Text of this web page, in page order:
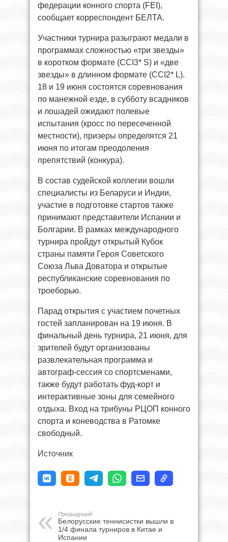
федерации конного спорта (FEI),
сообщает корреспондент БЕЛТА.
Участники турнира разыграют медали в
программах сложностью «три звезды»
в коротком формате (CCI3* S) и «две
звезды» в длинном формате (CCI2* L).
18 и 19 июня состоятся соревнования
по манежной езде, в субботу всадников
и лошадей ожидают полевые
испытания (кросс по пересеченной
местности), призеры определятся 21
июня по итогам преодоления
препятствий (конкура).
В состав судейской коллегии вошли
специалисты из Беларуси и Индии,
участие в подготовке стартов также
принимают представители Испании и
Болгарии. В рамках международного
турнира пройдут открытый Кубок
страны памяти Героя Советского
Союза Льва Доватора и открытые
республиканские соревнования по
троеборью.
Парад открытия с участием почетных
гостей запланирован на 19 июня. В
финальный день турнира, 21 июня, для
зрителей будут организованы
развлекательная программа и
автограф-сессия со спортсменами,
также будут работать фуд-корт и
интерактивные зоны для семейного
отдыха. Вход на трибуны РЦОП конного
спорта и коневодства в Ратомке
свободный.
Источник
Предыдущий
Белорусские теннисистки вышли в
1/4 финала турниров в Китае и
Испании